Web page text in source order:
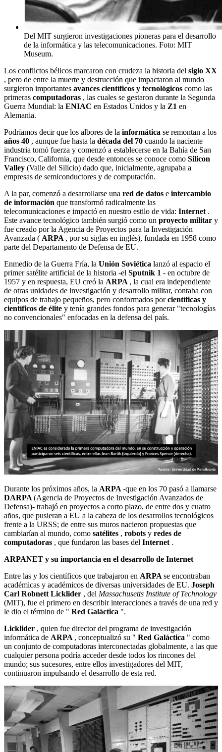
Del MIT surgieron investigaciones pioneras para el desarrollo
de la informática y las telecomunicaciones. Foto: MIT
Museum.
Los conflictos bélicos marcaron con crudeza la historia del siglo XX
, pero de entre la muerte y destrucción que impactaron al mundo
surgieron importantes avances científicos y tecnológicos como las
primeras computadoras , las cuales se gestaron durante la Segunda
Guerra Mundial: la ENIAC en Estados Unidos y la Z1 en
Alemania.
Podríamos decir que los albores de la informática se remontan a los
años 40 , aunque fue hasta la década del 70 cuando la naciente
industria tomó fuerza y comenzó a establecerse en la Bahía de San
Francisco, California, que desde entonces se conoce como Silicon
Valley (Valle del Silicio) dado que, inicialmente, agrupaba a
empresas de semiconductores y de computación.
A la par, comenzó a desarrollarse una red de datos e intercambio
de información que transformó radicalmente las
telecomunicaciones e impactó en nuestro estilo de vida: Internet .
Este avance tecnológico también surgió como un proyecto militar y
fue creado por la Agencia de Proyectos para la Investigación
Avanzada ( ARPA , por su siglas en inglés), fundada en 1958 como
parte del Departamento de Defensa de EU.
Enmedio de la Guerra Fría, la Unión Soviética lanzó al espacio el
primer satélite artificial de la historia -el Sputnik 1 - en octubre de
1957 y en respuesta, EU creó la ARPA , la cual era independiente
de otras unidades de investigación y desarrollo militar, contaba con
equipos de trabajo pequeños, pero conformados porcientíficas y
científicos de élite y tenía grandes fondos para generar "tecnologías
no convencionales" enfocadas en la defensa del país.
Durante los próximos años, la ARPA -que en los 70 pasó a llamarse
DARPA (Agencia de Proyectos de Investigación Avanzados de
Defensa)- trabajó en proyectos a corto plazo, de entre dos y cuatro
años, que pusieran a EU a la cabeza de los desarrollos tecnológicos
frente a la URSS; de entre sus muros nacieron propuestas que
cambiarían al mundo, como satélites , robots y redes de
computadoras , que fundaron las bases del Internet .
ARPANET y su importancia en el desarrollo de Internet
Entre las y los científicos que trabajaron en ARPA se encontraban
académicas y académicos de diversas universidades de EU. Joseph
Carl Robnett Licklider , del Massachusetts Institute of Technology
(MIT), fue el primero en describir interacciones a través de una red y
le dio el término de " Red Galáctica ".
Licklider , quien fue director del programa de investigación
informática de ARPA , conceptualizó su " Red Galáctica " como
un conjunto de computadoras interconectadas globalmente, a las que
cualquier persona podría acceder desde todos los rincones del
mundo; sus sucesores, entre ellos investigadores del MIT,
continuaron impulsando el desarrollo de esta red.